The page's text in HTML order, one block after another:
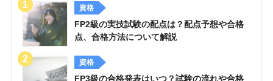
資格
FP2級の実技試験の配点は？配点予想や合格
点、合格方法について解説
資格
FP3級の合格発表はいつ？試験の流れや合格